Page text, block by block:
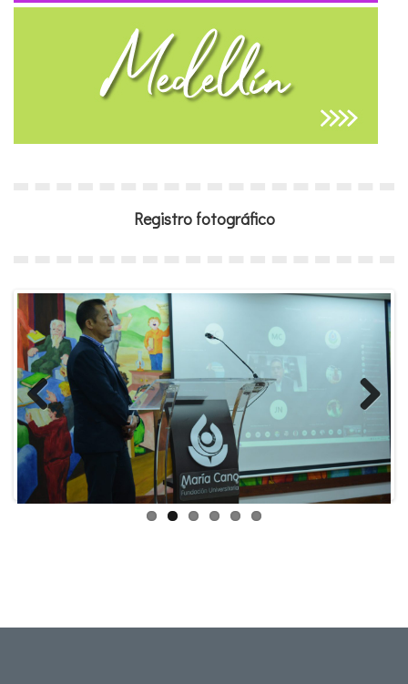
Registro fotográfico
Previous